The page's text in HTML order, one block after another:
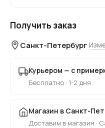
Получить заказ
Санкт-Петербург
Курьером — с
Бесплатно · 1-2 дня
Магазин в Санкт-
Доставим в магазин ·